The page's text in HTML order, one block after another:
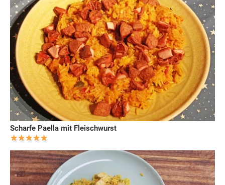
Scharfe Paella mit Fleischwurst